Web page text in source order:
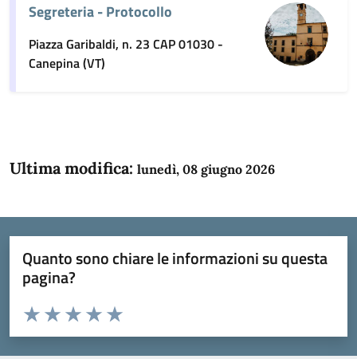
Segreteria - Protocollo
Piazza Garibaldi, n. 23 CAP 01030 -
Canepina (VT)
Ultima modifica: lunedì, 08 giugno 2026
Quanto sono chiare le informazioni su questa
pagina?
Domanda
Valuta da 1 a 5 stelle la pagina
Valuta 5 stelle su 5
Valuta 4 stelle su 5
Valuta 3 stelle su 5
Valuta 2 stelle su 5
Valuta 1 stelle su 5